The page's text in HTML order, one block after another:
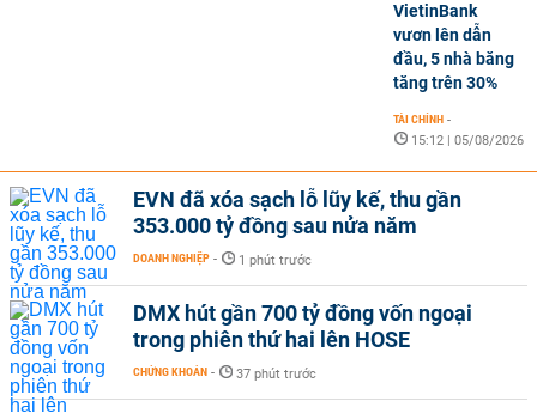
VietinBank
vươn lên dẫn
đầu, 5 nhà băng
tăng trên 30%
TÀI CHÍNH -
15:12 | 05/08/2026
EVN đã xóa sạch lỗ lũy kế, thu gần
353.000 tỷ đồng sau nửa năm
DOANH NGHIỆP - 1 phút trước
DMX hút gần 700 tỷ đồng vốn ngoại
trong phiên thứ hai lên HOSE
CHỨNG KHOÁN - 37 phút trước